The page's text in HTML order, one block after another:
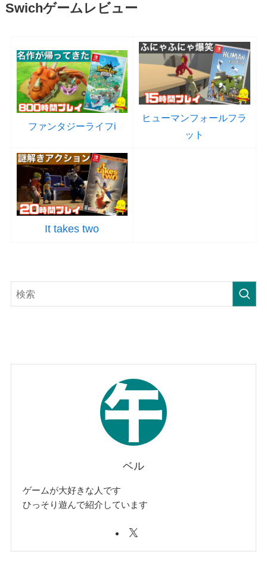
Swichゲームレビュー
ファンタジーライフi
ヒューマンフォールフラ
ット
It takes two
ベル
ゲームが大好きな人です
ひっそり遊んで紹介しています